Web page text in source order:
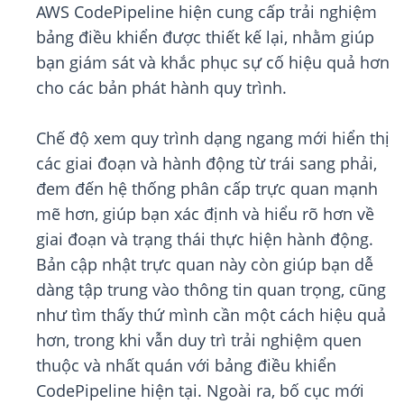
AWS CodePipeline hiện cung cấp trải nghiệm
bảng điều khiển được thiết kế lại, nhằm giúp
bạn giám sát và khắc phục sự cố hiệu quả hơn
cho các bản phát hành quy trình.
Chế độ xem quy trình dạng ngang mới hiển thị
các giai đoạn và hành động từ trái sang phải,
đem đến hệ thống phân cấp trực quan mạnh
mẽ hơn, giúp bạn xác định và hiểu rõ hơn về
giai đoạn và trạng thái thực hiện hành động.
Bản cập nhật trực quan này còn giúp bạn dễ
dàng tập trung vào thông tin quan trọng, cũng
như tìm thấy thứ mình cần một cách hiệu quả
hơn, trong khi vẫn duy trì trải nghiệm quen
thuộc và nhất quán với bảng điều khiển
CodePipeline hiện tại. Ngoài ra, bố cục mới